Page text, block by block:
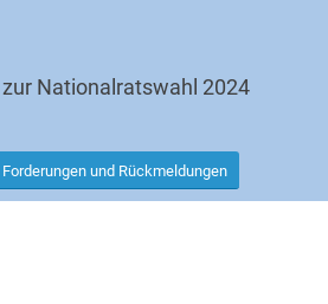
Nationalratswahl 2024
Forderungen und Rückmeldungen